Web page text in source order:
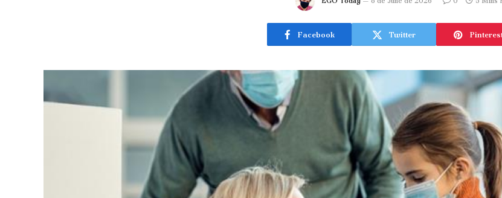
Facebook Twitter